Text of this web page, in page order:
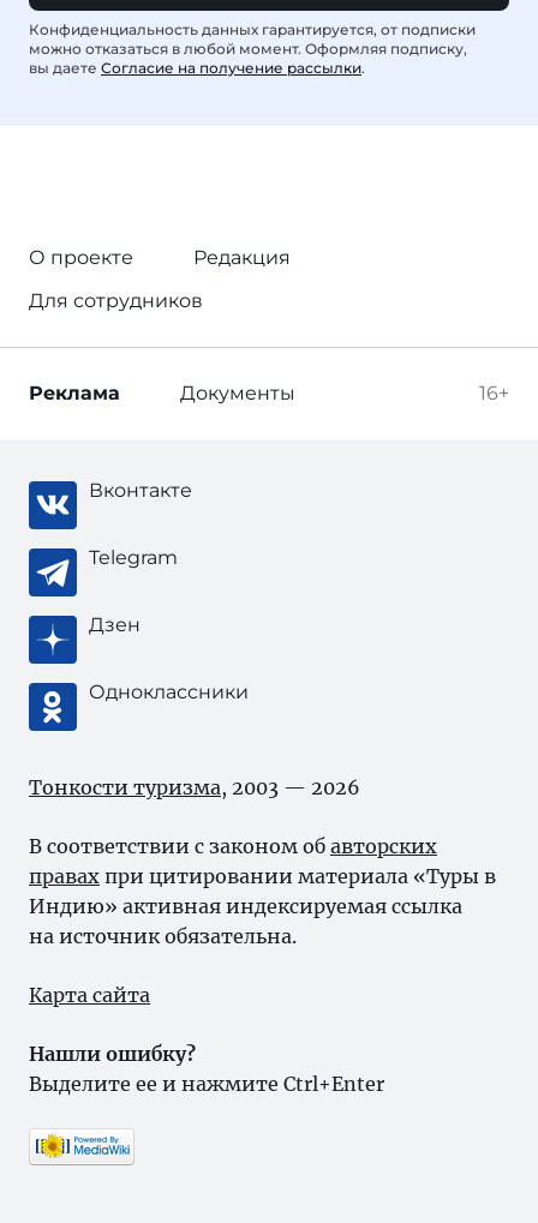
Конфиденциальность данных гарантируется, от подписки
можно отказаться в любой момент. Оформляя подписку,
вы даете Согласие на получение рассылки.
О проекте
Редакция
Для сотрудников
16+
Реклама Документы
Вконтакте
Telegram
Дзен
Одноклассники
Тонкости туризма, 2003 — 2026
В соответствии с законом об авторских
правах при цитировании материала «Туры в
Индию» активная индексируемая ссылка
на источник обязательна.
Карта сайта
Нашли ошибку?
Выделите ее и нажмите Ctrl+Enter